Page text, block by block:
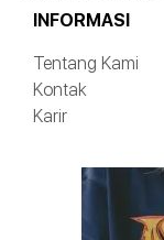
INFORMASI
Tentang Kami
Kontak
Karir